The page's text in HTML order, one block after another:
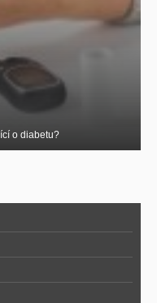
o diabetu?